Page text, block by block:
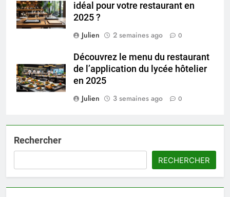
idéal pour votre restaurant en
2025 ?
Julien
2 semaines ago 0
Découvrez le menu du restaurant
de l’application du lycée hôtelier
en 2025
Julien
3 semaines ago 0
Rechercher
RECHERCHER